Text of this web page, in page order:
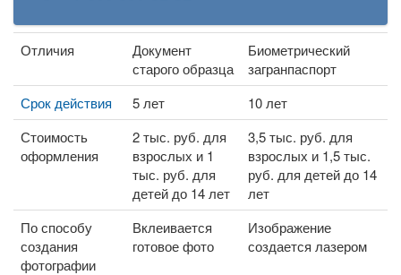
Отличия
Документ
старого образца
Биометрический
загранпаспорт
Срок действия
5 лет
10 лет
Стоимость
оформления
2 тыс. руб. для
взрослых и 1
тыс. руб. для
детей до 14 лет
3,5 тыс. руб. для
взрослых и 1,5 тыс.
руб. для детей до 14
лет
По способу
создания
фотографии
Вклеивается
готовое фото
Изображение
создается лазером